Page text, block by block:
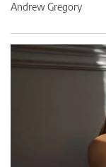
Andrew Gregory